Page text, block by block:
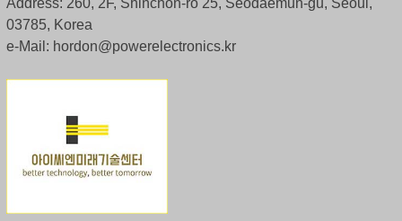
Address: 260, 2F, Shinchon-ro 25, Seodaemun-gu, Seoul,
03785, Korea
e-Mail: hordon@powerelectronics.kr